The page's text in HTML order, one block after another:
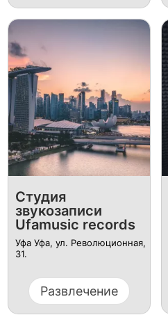
Студия
звукозаписи
Ufamusic records
Уфа Уфа, ул. ​Революционная,
31.
Развлечение